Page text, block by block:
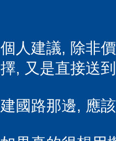
個人建議, 除非
擇, 又是直接送
建國路那邊, 應